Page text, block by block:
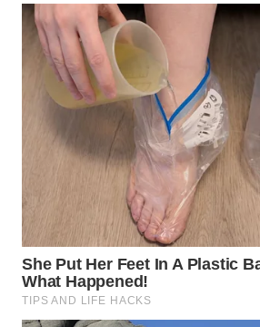
WN
TAPANULI
SELATAN
WN
TANJUNG
LESUNG
KARO
WN
SIMALUNGUN
WN